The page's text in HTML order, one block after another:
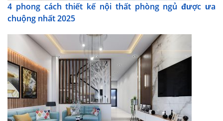
4 phong cách thiết kế nội thất phòng ngủ được ưa
chuộng nhất 2025